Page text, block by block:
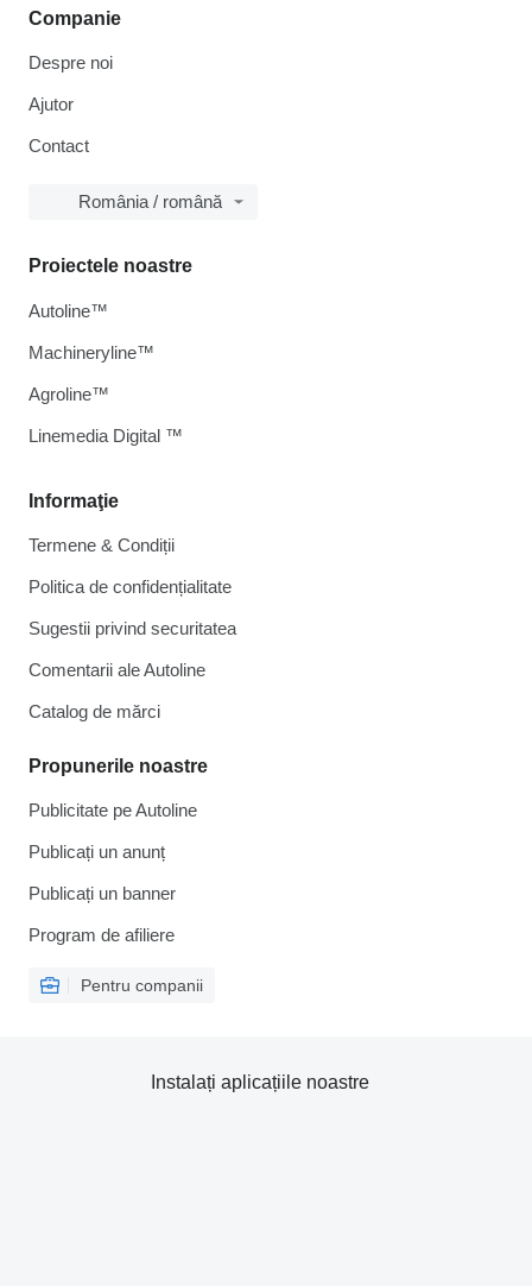
Companie
Despre noi
Ajutor
Contact
România / română
Informaţie
Termene & Condiții
Politica de confidențialitate
Sugestii privind securitatea
Comentarii ale Autoline
Catalog de mărcі
Propunerile noastre
Publicitate pe Autoline
Publicați un anunț
Publicați un banner
Program de afiliere
Pentru companii
Proiectele noastre
Autoline™
Machineryline™
Agroline™
Linemedia Digital ™
Instalați aplicațiile noastre